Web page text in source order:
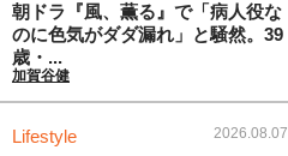
朝ドラ『風、薫る』で「病人役な
のに色気がダダ漏れ」と騒然。39
歳・...
加賀谷健
Lifestyle 2026.08.07